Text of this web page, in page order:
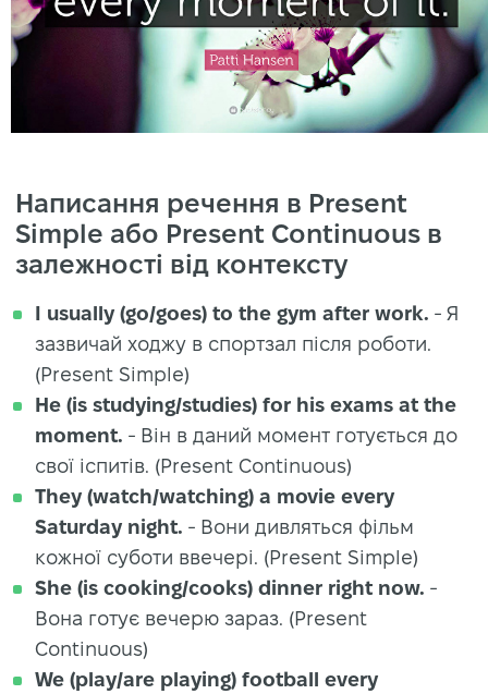
Написання речення в Present
Simple або Present Continuous в
залежності від контексту
I usually (go/goes) to the gym after work. - Я
зазвичай ходжу в спортзал після роботи.
(Present Simple)
He (is studying/studies) for his exams at the
moment. - Він в даний момент готується до
свої іспитів. (Present Continuous)
They (watch/watching) a movie every
Saturday night. - Вони дивляться фільм
кожної суботи ввечері. (Present Simple)
She (is cooking/cooks) dinner right now. -
Вона готує вечерю зараз. (Present
Continuous)
We (play/are playing) football every